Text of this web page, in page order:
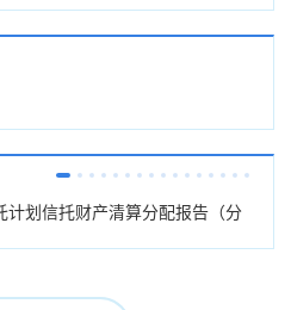
计划信托财产清算分配报告（分